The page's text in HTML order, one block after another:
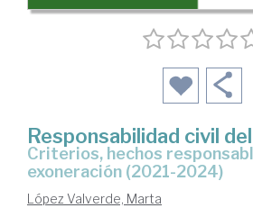
Responsabilidad civil
Criterios, hechos responsables y
exoneración (2021-2024)
López Valverde, Marta